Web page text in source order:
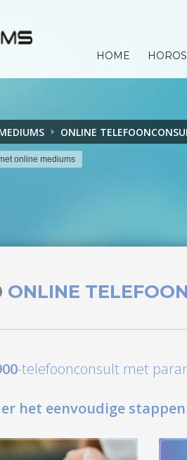
HOME
ONLINE
online mediums
ONLINE
-telefoonconsult met
het eenvoudige